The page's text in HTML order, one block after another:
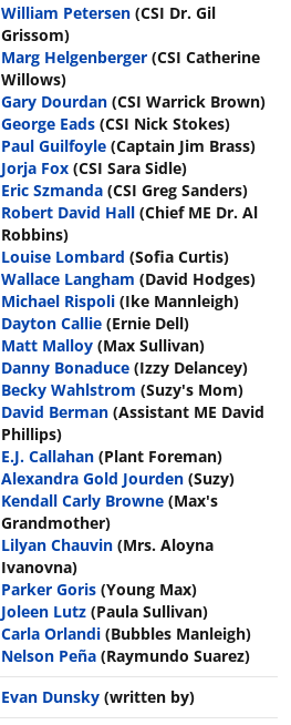
William Petersen (CSI Dr. Gil
Grissom)
Marg Helgenberger (CSI Catherine
Willows)
Gary Dourdan (CSI Warrick Brown)
George Eads (CSI Nick Stokes)
Paul Guilfoyle (Captain Jim Brass)
Jorja Fox (CSI Sara Sidle)
Eric Szmanda (CSI Greg Sanders)
Robert David Hall (Chief ME Dr. Al
Robbins)
Louise Lombard (Sofia Curtis)
Wallace Langham (David Hodges)
Michael Rispoli (Ike Mannleigh)
Dayton Callie (Ernie Dell)
Matt Malloy (Max Sullivan)
Danny Bonaduce (Izzy Delancey)
Becky Wahlstrom (Suzy's Mom)
David Berman (Assistant ME David
Phillips)
E.J. Callahan (Plant Foreman)
Alexandra Gold Jourden (Suzy)
Kendall Carly Browne (Max's
Grandmother)
Lilyan Chauvin (Mrs. Aloyna
Ivanovna)
Parker Goris (Young Max)
Joleen Lutz (Paula Sullivan)
Carla Orlandi (Bubbles Manleigh)
Nelson Peña (Raymundo Suarez)
Evan Dunsky (written by)